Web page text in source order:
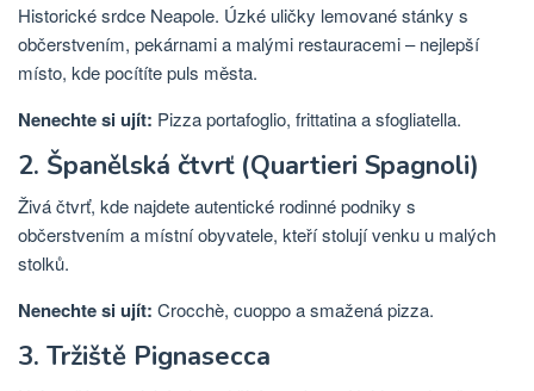
Historické srdce Neapole. Úzké uličky lemované stánky s
občerstvením, pekárnami a malými restauracemi – nejlepší
místo, kde pocítíte puls města.
Nenechte si ujít: Pizza portafoglio, frittatina a sfogliatella.
2. Španělská čtvrť (Quartieri Spagnoli)
Živá čtvrť, kde najdete autentické rodinné podniky s
občerstvením a místní obyvatele, kteří stolují venku u malých
stolků.
Nenechte si ujít: Crocchè, cuoppo a smažená pizza.
3. Tržiště Pignasecca